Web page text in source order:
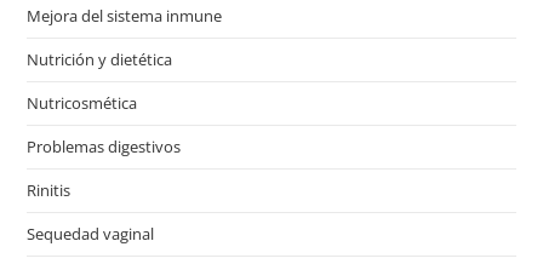
Mejora del sistema inmune
Nutrición y dietética
Nutricosmética
Problemas digestivos
Rinitis
Sequedad vaginal